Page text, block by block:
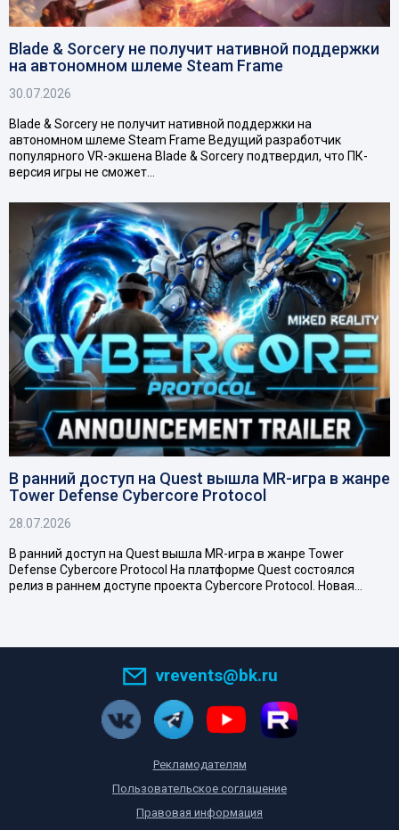
Blade & Sorcery не получит нативной поддержки
на автономном шлеме Steam Frame
30.07.2026
Blade & Sorcery не получит нативной поддержки на
автономном шлеме Steam Frame Ведущий разработчик
популярного VR-экшена Blade & Sorcery подтвердил, что ПК-
версия игры не сможет…
В ранний доступ на Quest вышла MR-игра в жанре
Tower Defense Cybercore Protocol
28.07.2026
В ранний доступ на Quest вышла MR-игра в жанре Tower
Defense Cybercore Protocol На платформе Quest состоялся
релиз в раннем доступе проекта Cybercore Protocol. Новая…
vrevents@bk.ru
Рекламодателям
Пользовательское соглашение
Правовая информация